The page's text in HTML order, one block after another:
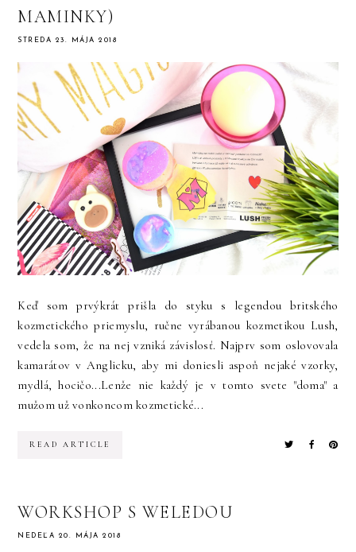
MAMINKY)
STREDA 23. MÁJA 2018
Keď som prvýkrát prišla do styku s legendou britského
kozmetického priemyslu, ručne vyrábanou kozmetikou Lush,
vedela som, že na nej vzniká závislosť. Najprv som oslovovala
kamarátov v Anglicku, aby mi doniesli aspoň nejaké vzorky,
mydlá, hocičo...Lenže nie každý je v tomto svete "doma" a
mužom už vonkoncom kozmetické...
READ ARTICLE
WORKSHOP S WELEDOU
NEDEĽA 20. MÁJA 2018